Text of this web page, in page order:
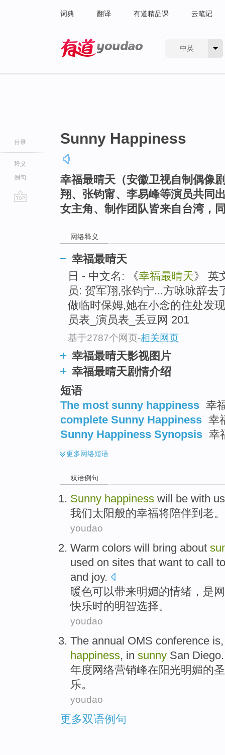
词典 翻译 有道精品课 云笔记
中英
目录
释义
例句
Sunny Happiness
幸福最晴天（安徽卫视自制偶像
翔、张钧甯、李易峰等演员共同
女主角、制作团队皆来自台湾，
网络释义
幸福最晴天
日 - 中文名: 《幸福最晴天》 英
员: 贺军翔,张钧宁...方咏咏辞
做临时保姆,她在小念的住处发
员表_演员表_丢豆网 201
基于2787个网页-相关网页
幸福最晴天影视图片
幸福最晴天剧情介绍
短语
The most sunny happiness 幸
complete Sunny Happiness 幸
Sunny Happiness Synopsis 幸
更多网络短语
双语例句
Sunny happiness will be with us
我们太阳般的幸福将陪伴到 老。
youdao
Warm colors will bring about
used on sites that want to call to
and joy.
暖色可以带来明媚的情绪 ， 是
快乐时的明智选择。
youdao
The annual OMS conference
happiness, in sunny San Diego.
年度网络营销峰在阳光明媚的
乐。
youdao
更多双语例句